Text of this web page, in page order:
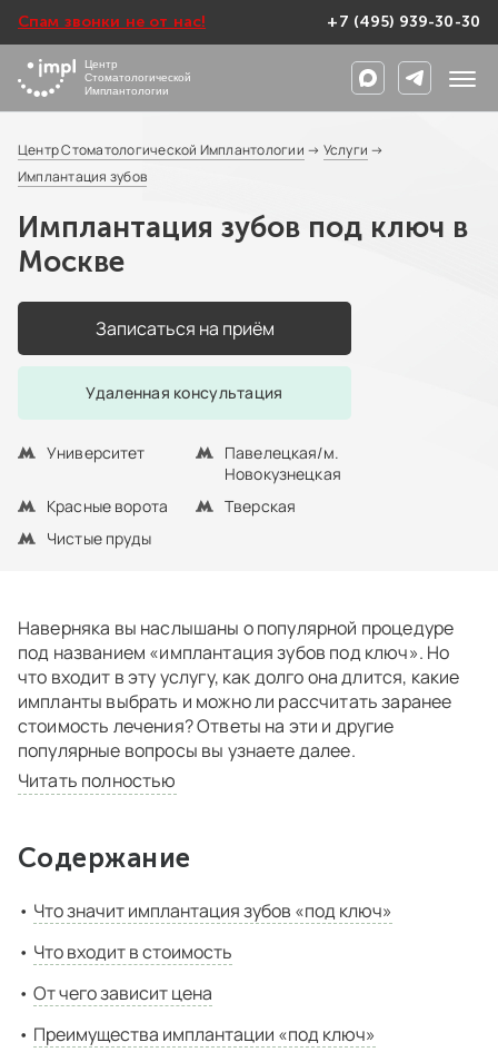
Спам звонки не от нас! +7 (495) 939-30-30
Центр
Стоматологической
Имплантологии
Центр Стоматологической Имплантологии → Услуги →
Имплантация зубов
Имплантация зубов под ключ в
Москве
Записаться на приём
Удаленная консультация
Университет
Красные ворота
Чистые пруды
Павелецкая/м.
Новокузнецкая
Тверская
Наверняка вы наслышаны о популярной процедуре
под названием «имплантация зубов под ключ». Но
что входит в эту услугу, как долго она длится, какие
импланты выбрать и можно ли рассчитать заранее
стоимость лечения? Ответы на эти и другие
популярные вопросы вы узнаете далее.
Читать полностью
Содержание
Что значит имплантация зубов «под ключ»
Что входит в стоимость
От чего зависит цена
Преимущества имплантации «под ключ»